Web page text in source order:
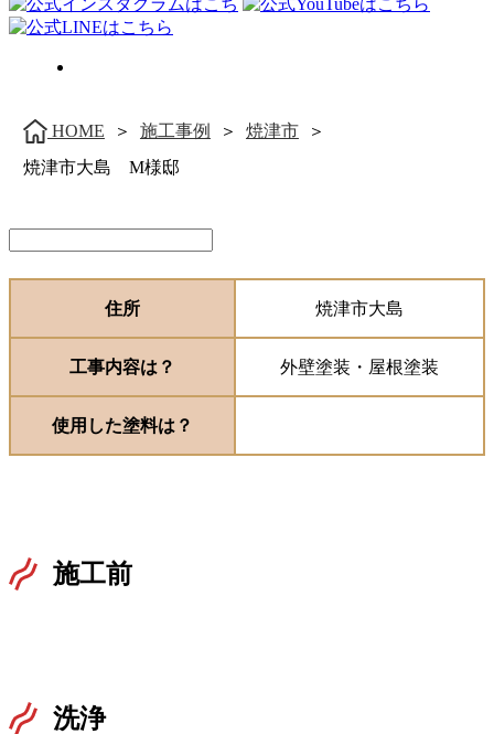
HOME ＞ 施工事例 ＞ 焼津市
＞
焼津市大島 M様邸
住所 焼津市大島
工事内容は？ 外壁塗装・屋根塗装
使用した塗料は？
施工前
洗浄